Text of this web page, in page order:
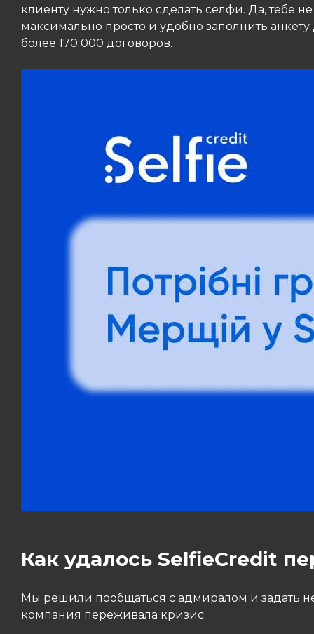
клиенту нужно только сделать селфи. Да, тебе
максимально просто и удобно заполнить
более 170 000 договоров.
Как удалось SelfieCredit
Мы решили пообщаться с адмиралом и задать
компания переживала кризис.